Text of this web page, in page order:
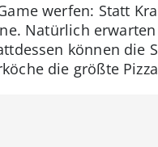
werfen: Statt
Natürlich
können die
die größte